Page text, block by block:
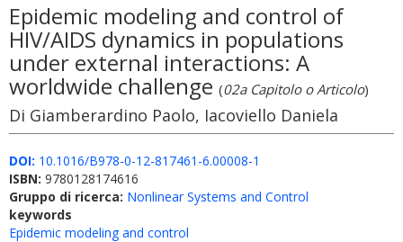
Epidemic modeling and control of
HIV/AIDS dynamics in populations
under external interactions: A
worldwide challenge (02a Capitolo o Articolo)
Di Giamberardino Paolo, Iacoviello Daniela
DOI: 10.1016/B978-0-12-817461-6.00008-1
ISBN: 9780128174616
Gruppo di ricerca: Nonlinear Systems and Control
keywords
Epidemic modeling and control